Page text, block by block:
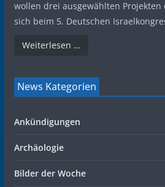
wollen drei ausgewählten
sich beim 5. Deutschen
Weiterlesen …
News Kategorien
Ankündigungen
Archäologie
Bilder der Woche